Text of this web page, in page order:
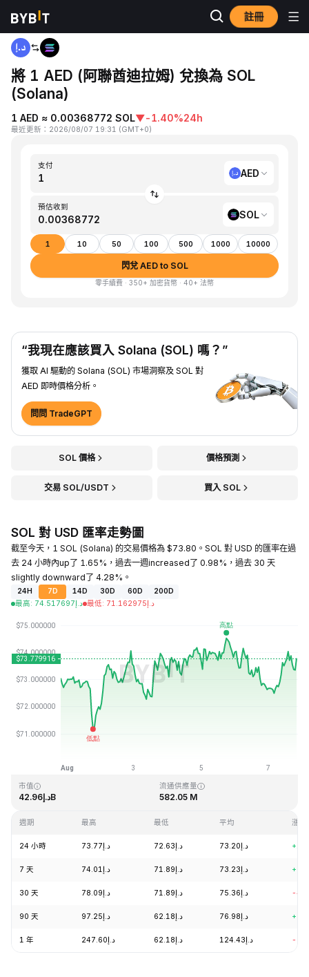
註冊
首頁 AED to SOL
將 1 AED (阿聯酋迪拉姆) 兌換為 SOL
(Solana)
1 AED ≈ 0.00368772 SOL▼-1.40%24h
最近更新 ： 2026/08/07 19:31 (GMT+0)
支付
AED
預估收到
SOL
1 10 50 100 500 1000 10000
閃兌 AED to SOL
零手續費 · 350+ 加密貨幣 · 40+ 法幣
“我現在應該買入 Solana (SOL) 嗎？”
獲取 AI 驅動的 Solana (SOL) 市場洞察及 SOL 對
AED 即時價格分析。
問問 TradeGPT
SOL 價格 價格預測
交易 SOL/USDT 買入 SOL
SOL 對 USD 匯率走勢圖
截至今天，1 SOL (Solana) 的交易價格為 $73.80。SOL 對 USD 的匯率在過
去 24 小時內up了 1.65%，過去一週increased了 0.98%，過去 30 天
slightly downward了 4.28%。
24H 7D 14D 30D 60D
200D
最高: د.إ74.517697 最低: د.إ71.162975
最近更新時間：2026-08-07 19:31 (GMT+0)
د.إ0.500801
市值
د.إ42.96B
流通供應量
582.05 M
週期 最高 最低 平均 漲跌
24 小時 د.إ73.77 د.إ72.63 د.إ73.20
7 天 د.إ74.01 د.إ71.89 د.إ73.23
30 天 د.إ78.09 د.إ71.89 د.إ75.36 -
90 天 د.إ97.25 د.إ62.18 د.إ76.98
1 年 د.إ247.60 د.إ62.18 د.إ124.43 -